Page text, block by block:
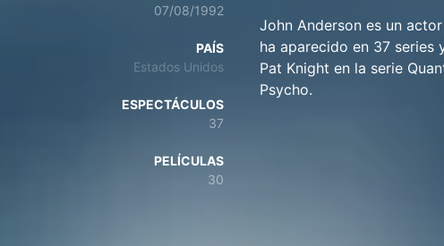
07/08/1992
PAÍS
Estados Unidos
ESPECTÁCULOS
37
PELÍCULAS
30
John Anderson es un
ha aparecido en 37 series
Pat Knight en la serie
Psycho.